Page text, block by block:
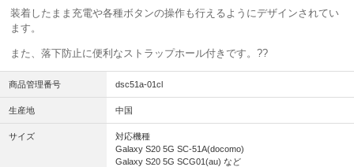
装着したまま充電や各種ボタンの操作も行えるようにデザインされてい
ます。
また、落下防止に便利なストラップホール付きです。 ??
商品管理番号 dsc51a-01cl
生産地 中国
サイズ
対応機種
Galaxy S20 5G SC-51A(docomo)
Galaxy S20 5G SCG01(au) など